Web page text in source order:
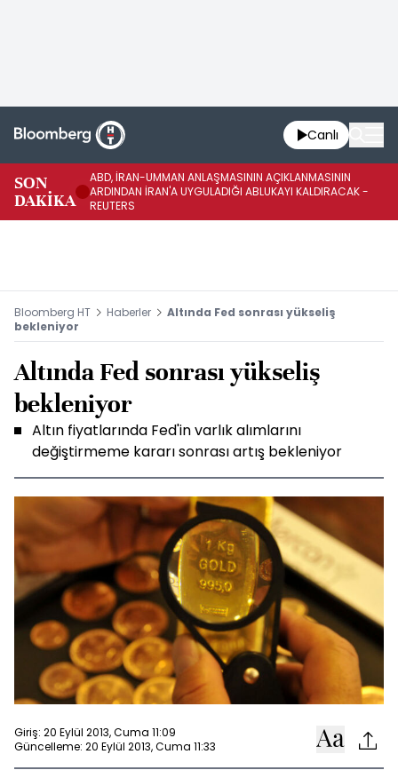
Canlı
SON
DAKİKA
ABD, İRAN-UMMAN ANLAŞMASININ AÇIKLANMASININ
ARDINDAN İRAN'A UYGULADIĞI ABLUKAYI KALDIRACAK -
REUTERS
Bloomberg HT Haberler
Altında Fed sonrası yükseliş
bekleniyor
Altında Fed sonrası yükseliş
bekleniyor
Altın fiyatlarında Fed'in varlık alımlarını
değiştirmeme kararı sonrası artış bekleniyor
Giriş: 20 Eylül 2013, Cuma 11:09
Güncelleme: 20 Eylül 2013, Cuma 11:33